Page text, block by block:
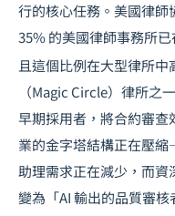
行的核心任務。美國律師
35% 的美國律師事務所已
且這個比例在大型律所中
（Magic Circle）律所之
早期採用者，將合約審查
業的金字塔結構正在壓
助理需求正在減少，而
變為「AI 輸出的品質審核